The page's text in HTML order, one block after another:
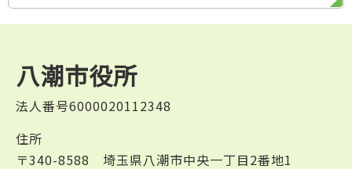
八潮市役所
法人番号6000020112348
住所
〒340-8588 埼玉県八潮市中央一丁目2番地1